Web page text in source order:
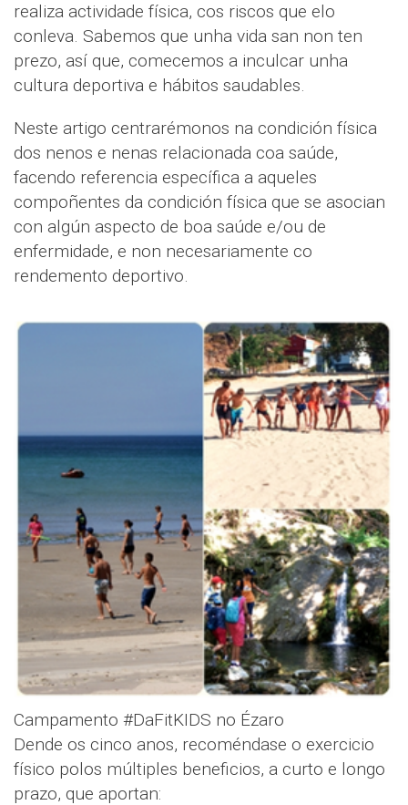
realiza actividade física, cos riscos que elo
conleva. Sabemos que unha vida san non ten
prezo, así que, comecemos a inculcar unha
cultura deportiva e hábitos saudables.
Neste artigo centrarémonos na condición física
dos nenos e nenas relacionada coa saúde,
facendo referencia específica a aqueles
compoñentes da condición física que se asocian
con algún aspecto de boa saúde e/ou de
enfermidade, e non necesariamente co
rendemento deportivo.
Campamento #DaFitKIDS no Ézaro
Dende os cinco anos, recoméndase o exercicio
físico polos múltiples beneficios, a curto e longo
prazo, que aportan: